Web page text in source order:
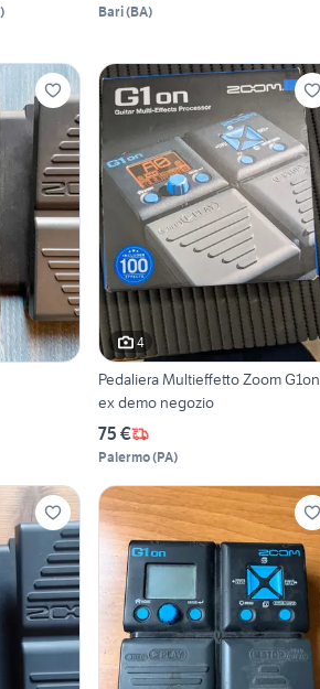
) Bari(BA)
4
Pedaliera Multieffetto Zoom G1on
ex demo negozio
75 €
Palermo(PA)